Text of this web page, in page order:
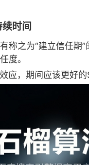
时间
称之为“建立信任期
度。
，期间应该更好的